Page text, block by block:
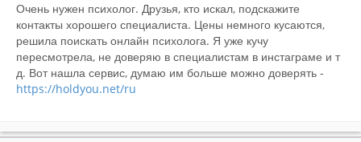
Очень нужен психолог. Друзья, кто искал, подскажите
контакты хорошего специалиста. Цены немного кусаются,
решила поискать онлайн психолога. Я уже кучу
пересмотрела, не доверяю в специалистам в инстаграме и т
д. Вот нашла сервис, думаю им больше можно доверять -
https://holdyou.net/ru